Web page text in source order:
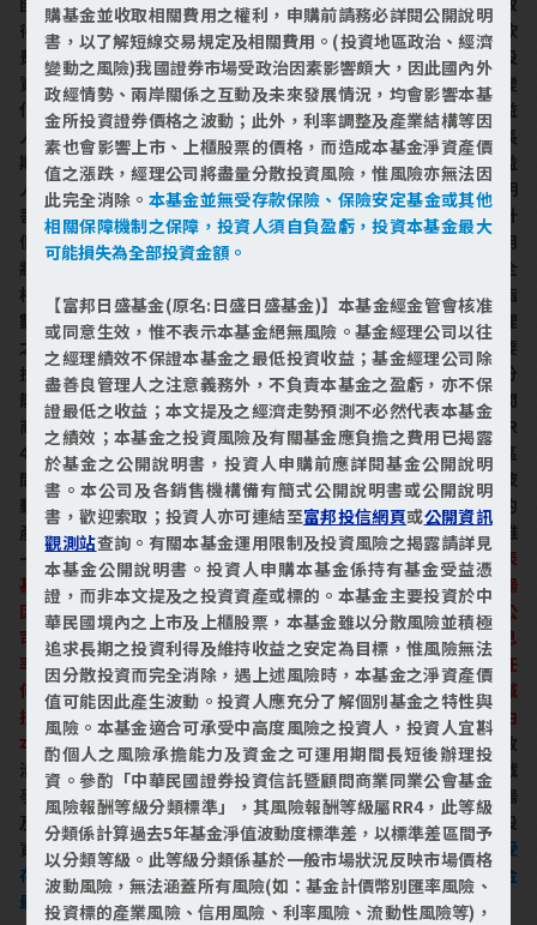
得之買回價金，需自行承擔匯率變動之風險，投資人尚須承擔匯款
費用，外幣匯款費用可能高於新臺幣匯款費用；此外，基金可能投
資於非基金計價幣別的投資標的，當不同幣別間之匯率產生較大變
化時，將會影響該基金不同計價幣別之淨資產價值。為避免因受益
人短線交易頻繁，造成基金管理及交易成本增加，進而損及基金長
期持有之受益人之權益，並稀釋基金之獲利，本子基金不歡迎受益
人進行短線交易。短線交易之規範及處理請詳閱本基金公開說明
書。投資遞延手續費NA類型各計價類別受益權單位及NB類型各計
價類別受益權單位者，其手續費之收取將於買回時支付，且該費用
將依持有期間而有所不同，其餘費用之計收與前收手續費類型完全
相同，亦不加計分銷費用，請參閱本基金公開說明書。本基金屬指
數型基金，以追蹤「NASDAQ-100指數」表現為基金投資組合管理
之目標，追求投資組合穩定成長機會，「NASDAQ-100指數」主要
投資於美國納斯達克交易所中最具代表性之成分，產業配置多元分
散，以科技產業為大宗，因此參酌「中華民國證券投資信託暨顧問
商業同業公會基金風險報酬等級分類標準」，其風險報酬等級屬RR
4，此等級分類係計算過去5年基金淨值波動度標準差，以標準差區
間予以分類等級。此等級分類係基於一般市場狀況反映市場價格波
動風險，無法涵蓋所有風險(如：基金計價幣別匯率風險、投資標的
產業風險、信用風險、利率風險、流動性風險等)，不宜作為投資唯
一依據，投資人仍應注意所投資基金個別的風險。基金配息不代表
基金實際報酬，且過去配息不代表未來配息；基金淨值可能因市場
因素而上下波動，於獲配息時須一併注意基金淨值之變動。經理公
司依本基金收益情況，決定應分配之收益金額，且不保證最低配息
率。基金的配息可能由基金的收益、本金或收益平準金中支付。任
何涉及由本金或收益平準金支出的部份，可能導致原始投資金額減
損。本基金進行配息前未先扣除應負擔之相關費用，近12個月內由
本金支付配息之相關資料公告於富邦投信公司網站。(投資地區政
治、經濟變動之風險)投資地區之政經情勢(例如罷工、暴動、戰
爭、經濟制裁等)或法規之變動，皆可能對本基金所參與的投資市場
及投資工具之報酬造成直接或間接的影響。經理公司將以嚴謹的投
資決策來降低此風險，惟不表示風險得以完全規避。本基金並無受
存款保險、保險安定基金或其他相關保障機制之保障，投資本基金
最大可能損失為全部投資金額。
購基金並收取相關費用之權利，申購前請務必詳閱公開說明
書，以了解短線交易規定及相關費用。(投資地區政治、經濟
變動之風險)我國證券市場受政治因素影響頗大，因此國內外
政經情勢、兩岸關係之互動及未來發展情況，均會影響本基
金所投資證券價格之波動；此外，利率調整及產業結構等因
素也會影響上市、上櫃股票的價格，而造成本基金淨資產價
值之漲跌，經理公司將盡量分散投資風險，惟風險亦無法因
此完全消除。 本基金並無受存款保險、保險安定基金或其他
相關保障機制之保障，投資人須自負盈虧，投資本基金最大
可能損失為全部投資金額。
【富邦日盛基金(原名:日盛日盛基金)】本基金經金管會核准
或同意生效，惟不表示本基金絕無風險。基金經理公司以往
之經理績效不保證本基金之最低投資收益；基金經理公司除
盡善良管理人之注意義務外，不負責本基金之盈虧，亦不保
證最低之收益；本文提及之經濟走勢預測不必然代表本基金
之績效；本基金之投資風險及有關基金應負擔之費用已揭露
於基金之公開說明書，投資人申購前應詳閱基金公開說明
書。本公司及各銷售機構備有簡式公開說明書或公開說明
書，歡迎索取；投資人亦可連結至富邦投信網頁或公開資訊
觀測站查詢。有關本基金運用限制及投資風險之揭露請詳見
本基金公開說明書。投資人申購本基金係持有基金受益憑
證，而非本文提及之投資資產或標的。本基金主要投資於中
華民國境內之上市及上櫃股票，本基金雖以分散風險並積極
追求長期之投資利得及維持收益之安定為目標，惟風險無法
因分散投資而完全消除，遇上述風險時，本基金之淨資產價
值可能因此產生波動。投資人應充分了解個別基金之特性與
風險。本基金適合可承受中高度風險之投資人，投資人宜斟
酌個人之風險承擔能力及資金之可運用期間長短後辦理投
資。參酌「中華民國證券投資信託暨顧問商業同業公會基金
風險報酬等級分類標準」，其風險報酬等級屬RR4，此等級
分類係計算過去5年基金淨值波動度標準差，以標準差區間予
以分類等級。此等級分類係基於一般市場狀況反映市場價格
波動風險，無法涵蓋所有風險(如：基金計價幣別匯率風險、
投資標的產業風險、信用風險、利率風險、流動性風險等)，